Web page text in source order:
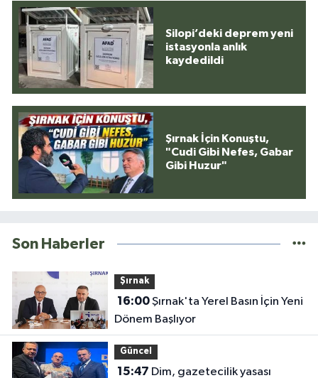
Silopi’deki deprem yeni
istasyonla anlık
kaydedildi
Şırnak İçin Konuştu,
"Cudi Gibi Nefes, Gabar
Gibi Huzur"
Son Haberler
Şırnak
16:00Şırnak'ta Yerel Basın İçin Yeni
Dönem Başlıyor
Güncel
15:47